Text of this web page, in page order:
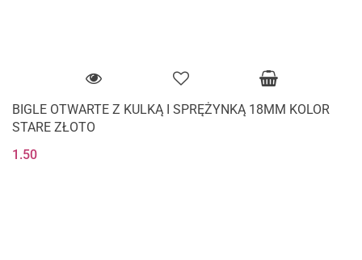
BIGLE OTWARTE Z KULKĄ I SPRĘŻYNKĄ 18MM KOLOR
STARE ZŁOTO
1.50